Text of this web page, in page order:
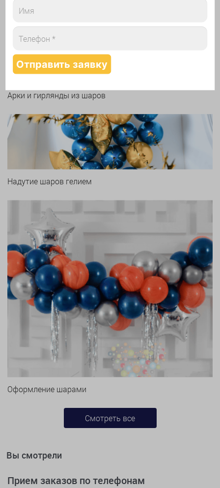
Печать логотипа
Арки и гирлянды из шаров
Надутие шаров гелием
Оформление шарами
Смотреть все
Вы смотрели
Прием заказов по телефонам